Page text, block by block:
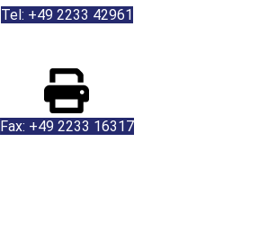
Tel: +49 2233 42961
Fax: +49 2233 16317